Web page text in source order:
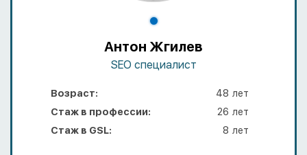
Антон Жгилев
SEO специалист
Возраст: 48 лет
Стаж в профессии:
26 лет
Стаж в GSL:
8 лет